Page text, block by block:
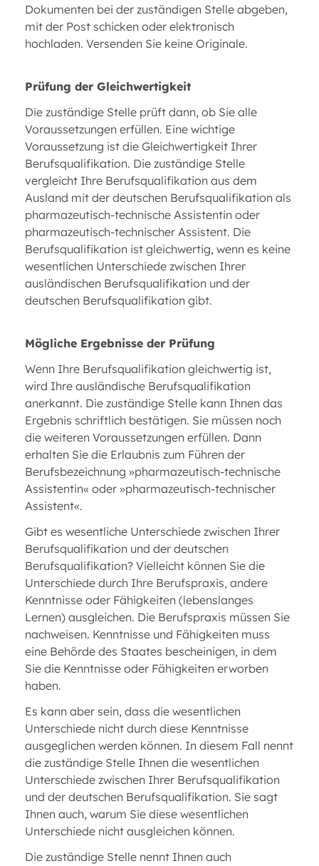
Dokumenten bei der zuständigen Stelle abgeben,
mit der Post schicken oder elektronisch
hochladen. Versenden Sie keine Originale.
Prüfung der Gleichwertigkeit
Die zuständige Stelle prüft dann, ob Sie alle
Voraussetzungen erfüllen. Eine wichtige
Voraussetzung ist die Gleichwertigkeit Ihrer
Berufsqualifikation. Die zuständige Stelle
vergleicht Ihre Berufsqualifikation aus dem
Ausland mit der deutschen Berufsqualifikation als
pharmazeutisch-technische Assistentin oder
pharmazeutisch-technischer Assistent. Die
Berufsqualifikation ist gleichwertig, wenn es keine
wesentlichen Unterschiede zwischen Ihrer
ausländischen Berufsqualifikation und der
deutschen Berufsqualifikation gibt.
Mögliche Ergebnisse der Prüfung
Wenn Ihre Berufsqualifikation gleichwertig ist,
wird Ihre ausländische Berufsqualifikation
anerkannt. Die zuständige Stelle kann Ihnen das
Ergebnis schriftlich bestätigen. Sie müssen noch
die weiteren Voraussetzungen erfüllen. Dann
erhalten Sie die Erlaubnis zum Führen der
Berufsbezeichnung »pharmazeutisch-technische
Assistentin« oder »pharmazeutisch-technischer
Assistent«.
Gibt es wesentliche Unterschiede zwischen Ihrer
Berufsqualifikation und der deutschen
Berufsqualifikation? Vielleicht können Sie die
Unterschiede durch Ihre Berufspraxis, andere
Kenntnisse oder Fähigkeiten (lebenslanges
Lernen) ausgleichen. Die Berufspraxis müssen Sie
nachweisen. Kenntnisse und Fähigkeiten muss
eine Behörde des Staates bescheinigen, in dem
Sie die Kenntnisse oder Fähigkeiten erworben
haben.
Es kann aber sein, dass die wesentlichen
Unterschiede nicht durch diese Kenntnisse
ausgeglichen werden können. In diesem Fall nennt
die zuständige Stelle Ihnen die wesentlichen
Unterschiede zwischen Ihrer Berufsqualifikation
und der deutschen Berufsqualifikation. Sie sagt
Ihnen auch, warum Sie diese wesentlichen
Unterschiede nicht ausgleichen können.
Die zuständige Stelle nennt Ihnen auch